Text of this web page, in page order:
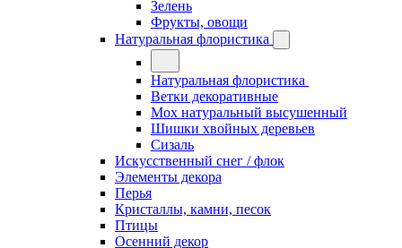
Зелень
Фрукты, овощи
Натуральная флористика
Натуральная флористика
Ветки декоративные
Мох натуральный высушенный
Шишки хвойных деревьев
Сизаль
Искусственный снег / флок
Элементы декора
Перья
Кристаллы, камни, песок
Птицы
Осенний декор